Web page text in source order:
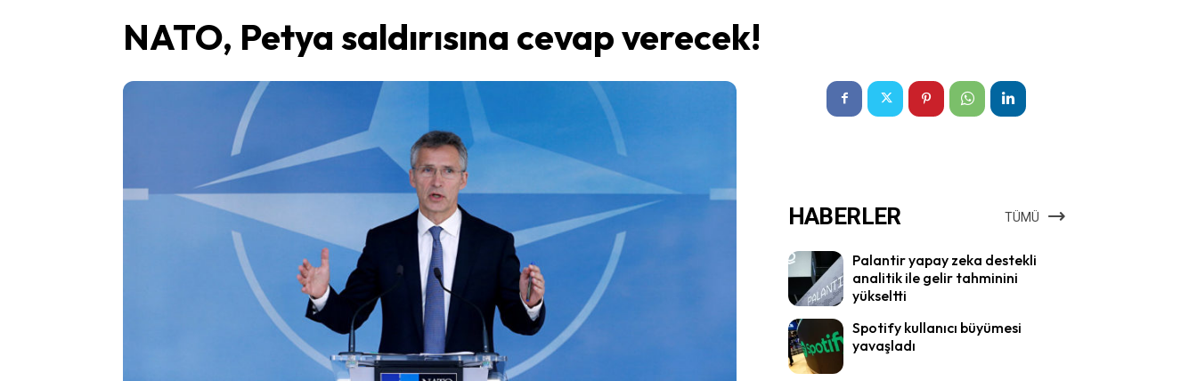
NATO, Petya saldırısına cevap verecek!
HABERLER TÜMÜ
Palantir yapay zeka destekli
analitik ile gelir tahminini
yükseltti
Spotify kullanıcı büyümesi
yavaşladı